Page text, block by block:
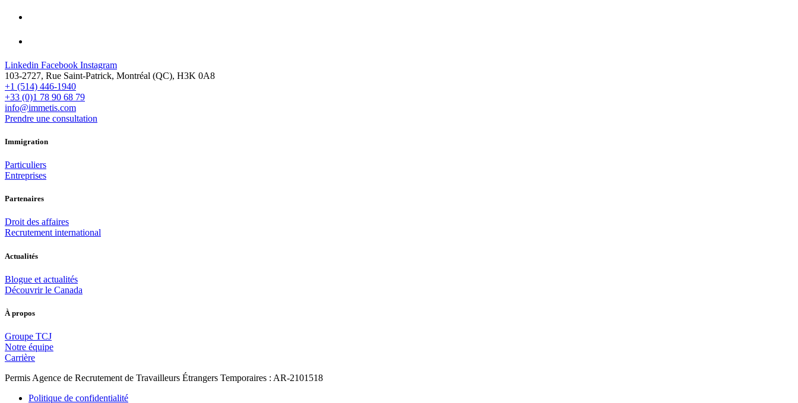
Linkedin Facebook Instagram
103-2727, Rue Saint-Patrick, Montréal (QC), H3K 0A8
+1 (514) 446-1940
+33 (0)1 78 90 68 79
info@immetis.com
Prendre une consultation
Immigration
Particuliers
Entreprises
Partenaires
Droit des affaires
Recrutement international
Actualités
Blogue et actualités
Découvrir le Canada
À propos
Groupe TCJ
Notre équipe
Carrière
Permis Agence de Recrutement de Travailleurs Étrangers Temporaires : AR-2101518
Politique de confidentialité